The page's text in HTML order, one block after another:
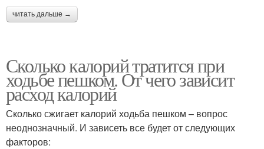
читать дальше →
Сколько калорий тратится при
ходьбе пешком. От чего зависит
расход калорий
Сколько сжигает калорий ходьба пешком – вопрос
неоднозначный. И зависеть все будет от следующих
факторов: